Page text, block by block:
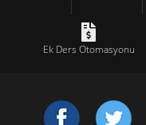
Ek Ders Otomasyonu